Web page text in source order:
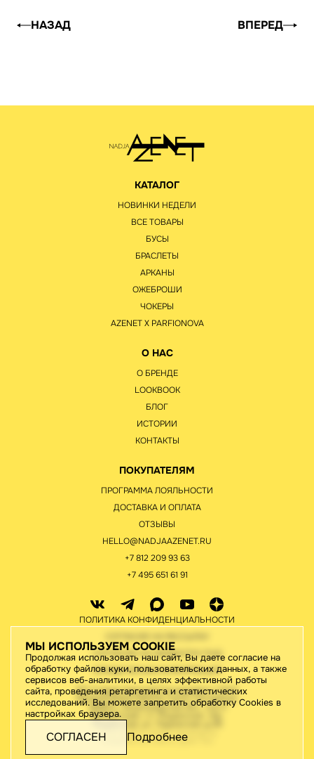
НАЗАД ВПЕРЕД
МЫ ИСПОЛЬЗУЕМ COOKIE
Продолжая использовать наш сайт, Вы даете согласие на
обработку файлов куки, пользовательских данных, а также
сервисов веб-аналитики, в целях эффективной работы
сайта, проведения ретаргетинга и статистических
исследований. Вы можете запретить обработку Cookies в
настройках браузера.
СОГЛАСЕН Подробнее
КАТАЛОГ
НОВИНКИ НЕДЕЛИ
ВСЕ ТОВАРЫ
БУСЫ
БРАСЛЕТЫ
АРКАНЫ
ОЖЕБРОШИ
ЧОКЕРЫ
AZENET Х PARFIONOVA
О НАС
О БРЕНДЕ
LOOKBOOK
БЛОГ
ИСТОРИИ
КОНТАКТЫ
ПОКУПАТЕЛЯМ
ПРОГРАММА ЛОЯЛЬНОСТИ
ДОСТАВКА И ОПЛАТА
ОТЗЫВЫ
HELLO@NADJAAZENET.RU
+7 812 209 93 63
+7 495 651 61 91
ПОЛИТИКА КОНФИДЕНЦИАЛЬНОСТИ
СОГЛАСИЕ НА ОБРАБОТКУ ПНД
ЮРИДИЧЕСКАЯ ИНФОРМАЦИЯ
ИП Старов Николай Геннадьевич / ИНН
780442176410/195276, Санкт-Петербург,
188820, Ленинградская обл., м.р-н
Выборгский, г.п. Рощинское, тер.
Рощинская, ул. Ладожская, д.46
2026 © Все права защищены
Разработка сайта:Джи-Тач